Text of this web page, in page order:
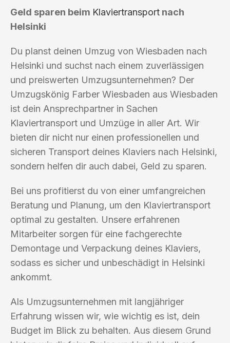
Geld sparen beim Klaviertransport nach
Helsinki
Du planst deinen Umzug von Wiesbaden nach
Helsinki und suchst nach einem zuverlässigen
und preiswerten Umzugsunternehmen? Der
Umzugskönig Farber Wiesbaden aus Wiesbaden
ist dein Ansprechpartner in Sachen
Klaviertransport und Umzüge in aller Art. Wir
bieten dir nicht nur einen professionellen und
sicheren Transport deines Klaviers nach Helsinki,
sondern helfen dir auch dabei, Geld zu sparen.
Bei uns profitierst du von einer umfangreichen
Beratung und Planung, um den Klaviertransport
optimal zu gestalten. Unsere erfahrenen
Mitarbeiter sorgen für eine fachgerechte
Demontage und Verpackung deines Klaviers,
sodass es sicher und unbeschädigt in Helsinki
ankommt.
Als Umzugsunternehmen mit langjähriger
Erfahrung wissen wir, wie wichtig es ist, dein
Budget im Blick zu behalten. Aus diesem Grund